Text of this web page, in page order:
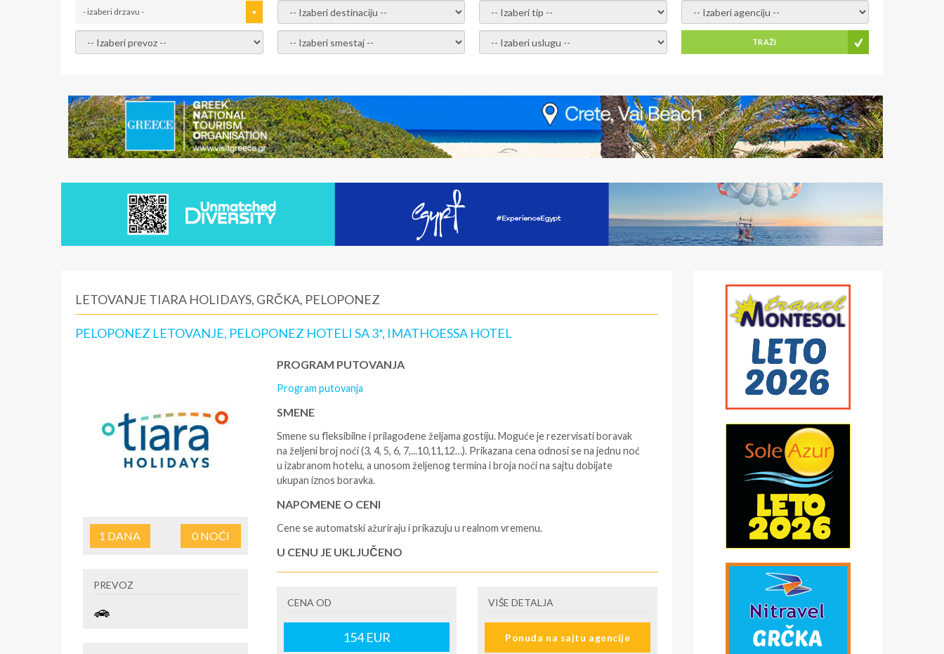
- izaberi drzavu - - izaberi destinaciju - - izaberi tip - - izaberi agenciju -
- izaberi prevoz - - Izaberite smestaj - - Izaberite uslugu - TRAŽI
LETOVANJE TIARA HOLIDAYS, GRČKA, PELOPONEZ
PELOPONEZ LETOVANJE, PELOPONEZ HOTELI SA 3*, IMATHOESSA HOTEL
1 DANA 0NOĆI
PREVOZ
PROGRAM PUTOVANJA
Program putovanja
SMENE
Smene su fleksibilne i prilagođene željama gostiju. Moguće je rezervisati boravak
na željeni broj noći (3, 4, 5, 6, 7,...10,11,12…). Prikazana cena odnosi se na jednu noć
u izabranom hotelu, a unosom željenog termina i broja noći na sajtu dobijate
ukupan iznos boravka.
NAPOMENE O CENI
Cene se automatski ažuriraju i prikazuju u realnom vremenu.
U CENU JE UKLJUČENO
- rezervisane i potvrđene usluge u izabranoj smeštajnoj jedinici prema opisu -
putovanja
CENA OD
154EUR
VIŠE DETALJA
Ponuda na sajtu agencije